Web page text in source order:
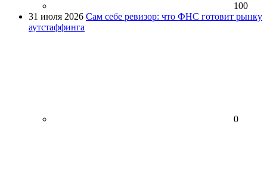
100
31 июля 2026 Сам себе ревизор: что ФНС готовит рынку
аутстаффинга
0